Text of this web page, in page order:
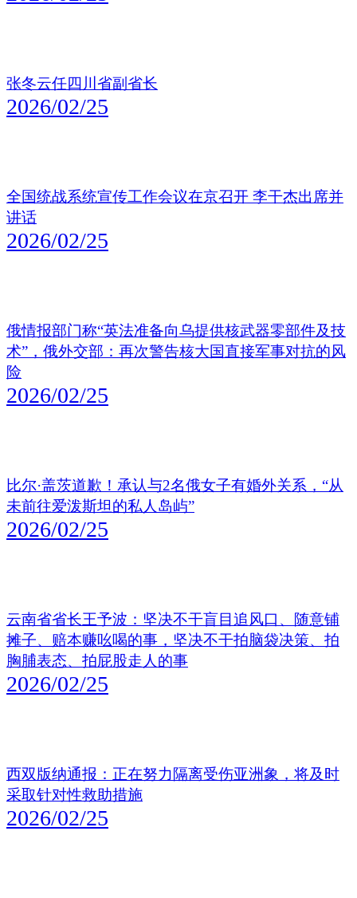
张冬云任四川省副省长
2026/02/25
全国统战系统宣传工作会议在京召开 李干杰出席并
讲话
2026/02/25
俄情报部门称“英法准备向乌提供核武器零部件及技
术”，俄外交部：再次警告核大国直接军事对抗的风
险
2026/02/25
比尔·盖茨道歉！承认与2名俄女子有婚外关系，“从
未前往爱泼斯坦的私人岛屿”
2026/02/25
云南省省长王予波：坚决不干盲目追风口、随意铺
摊子、赔本赚吆喝的事，坚决不干拍脑袋决策、拍
胸脯表态、拍屁股走人的事
2026/02/25
西双版纳通报：正在努力隔离受伤亚洲象，将及时
采取针对性救助措施
2026/02/25